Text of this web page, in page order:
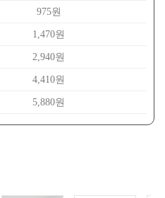
975원
1,470원
2,940원
4,410원
5,880원